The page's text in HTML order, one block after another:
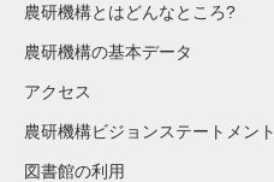
農研機構とはどんなところ?
農研機構の基本データ
アクセス
農研機構ビジョンステートメント
図書館の利用